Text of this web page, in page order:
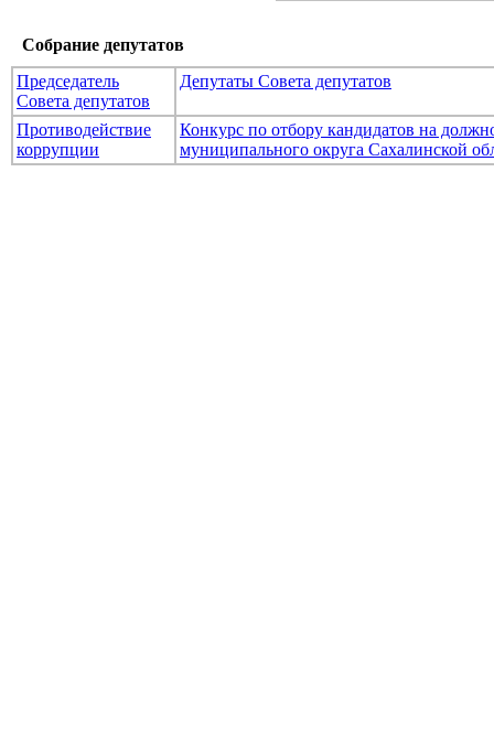
Собрание депутатов
Председатель
Совета депутатов
Депутаты Совета депутатов
Противодействие
коррупции
Конкурс по отбору кандидатов на
муниципального округа Сахалинской